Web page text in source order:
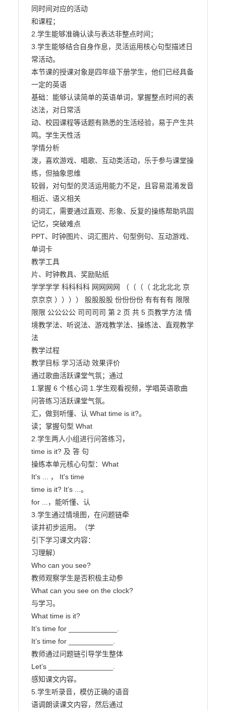
同时间对应的活动
和课程；
2.学生能够准确认读与表达非整点时间；
3.学生能够结合自身作息，灵活运用核心句型描述日
常活动。
本节课的授课对象是四年级下册学生，他们已经具备
一定的英语
基础：能够认读简单的英语单词，掌握整点时间的表
达法，对日常活
动、校园课程等话题有熟悉的生活经验，易于产生共
鸣。学生天性活
学情分析
泼，喜欢游戏、唱歌、互动类活动，乐于参与课堂操
练，但抽象思维
较弱，对句型的灵活运用能力不足，且容易混淆发音
相近、语义相关
的词汇，需要通过直观、形象、反复的操练帮助巩固
记忆，突破难点
PPT、时钟图片、词汇图片、句型例句、互动游戏、
单词卡
教学工具
片、时钟教具、奖励贴纸
学学学学 科科科科 网网网网 （（（（ 北北北北 京
京京京 ）））） 股股股股 份份份份 有有有有 限限
限限 公公公公 司司司司 第 2 页 共 5 页教学方法 情
境教学法、听说法、游戏教学法、操练法、直观教学
法
教学过程
教学目标 学习活动 效果评价
通过歌曲活跃课堂气氛；通过
1.掌握 6 个核心词 1.学生观看视频，学唱英语歌曲
问答练习活跃课堂气氛。
汇，做到听懂、认 What time is it?。
读；掌握句型 What
2.学生两人小组进行问答练习，
time is it? 及 答 句
操练本单元核心句型：What
It's ... ， It's time
time is it? It’s ...。
for ...，能听懂、认
3.学生通过情境图，在问题链牵
读并初步运用。（学
引下学习课文内容：
习理解）
Who can you see?
教师观察学生是否积极主动参
What can you see on the clock?
与学习。
What time is it?
It’s time for ____________.
It’s time for ___________.
教师通过问题链引导学生整体
Let’s ________________.
感知课文内容。
5.学生听录音，模仿正确的语音
语调朗读课文内容，然后通过